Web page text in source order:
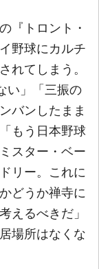
『トロント・
野球にカルチ
れてしまう。
い」「三振の
バンしたまま
もう日本野球
スター・ベー
リー。これに
どうか禅寺に
えるべきだ」
場所はなくな